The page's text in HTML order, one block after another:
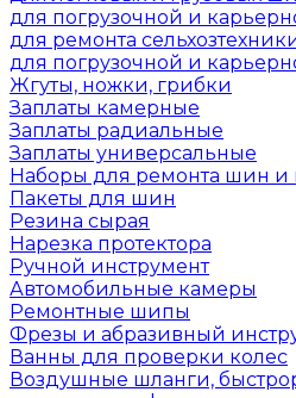
для погрузочной и
для ремонта
для погрузочной и
Жгуты, ножки, грибки
Заплаты камерные
Заплаты радиальные
Заплаты универсальные
Наборы для ремонта шин и
Пакеты для шин
Резина сырая
Нарезка протектора
Ручной инструмент
Автомобильные камеры
Ремонтные шипы
Фрезы и абразивный
Ванны для проверки колес
Воздушные шланги,